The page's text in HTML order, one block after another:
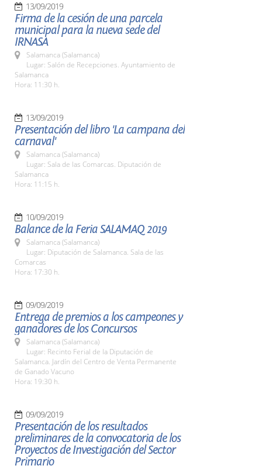
13/09/2019
Firma de la cesión de una parcela
municipal para la nueva sede del
IRNASA
Salamanca (Salamanca)
Lugar: Salón de Recepciones. Ayuntamiento de
Salamanca
Hora: 11:30 h.
13/09/2019
Presentación del libro 'La campana del
carnaval'
Salamanca (Salamanca)
Lugar: Sala de las Comarcas. Diputación de
Salamanca
Hora: 11:15 h.
10/09/2019
Balance de la Feria SALAMAQ 2019
Salamanca (Salamanca)
Lugar: Diputación de Salamanca. Sala de las
Comarcas
Hora: 17:30 h.
09/09/2019
Entrega de premios a los campeones y
ganadores de los Concursos
Salamanca (Salamanca)
Lugar: Recinto Ferial de la Diputación de
Salamanca. Jardín del Centro de Venta Permanente
de Ganado Vacuno
Hora: 19:30 h.
09/09/2019
Presentación de los resultados
preliminares de la convocatoria de los
Proyectos de Investigación del Sector
Primario